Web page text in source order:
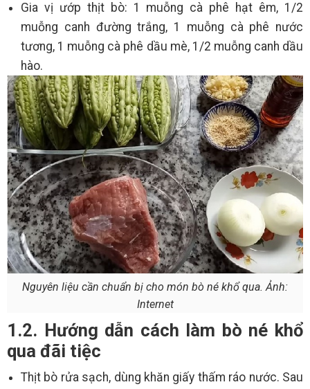
Gia vị ướp thịt bò: 1 muỗng cà phê hạt êm, 1/2
muỗng canh đường trắng, 1 muỗng cà phê nước
tương, 1 muỗng cà phê dầu mè, 1/2 muỗng canh dầu
hào.
Nguyên liệu cần chuẩn bị cho món bò né khổ qua. Ảnh:
Internet
1.2. Hướng dẫn cách làm bò né khổ
qua đãi tiệc
Thịt bò rửa sạch, dùng khăn giấy thấm ráo nước. Sau